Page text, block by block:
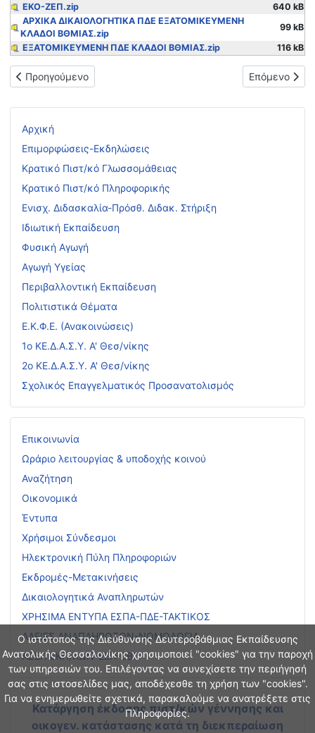
Ο ιστότοπος της Διεύθυνσης Δευτεροβάθμιας Εκπαίδευσης
Ανατολικής Θεσσαλονίκης χρησιμοποιεί "cookies" για την παροχή
των υπηρεσιών του. Επιλέγοντας να συνεχίσετε την περιήγησή
σας στις ιστοσελίδες μας, αποδέχεσθε τη χρήση των "cookies".
Για να ενημερωθείτε σχετικά, παρακαλούμε να ανατρέξετε στις
Πληροφορίες.
Αρχική
Επιμορφώσεις-Εκδηλώσεις
Κρατικό Πιστ/κό Γλωσσομάθειας
Κρατικό Πιστ/κό Πληροφορικής
Ενισχ. Διδασκαλία-Πρόσθ. Διδακ. Στήριξη
Ιδιωτική Εκπαίδευση
Φυσική Αγωγή
Αγωγή Υγείας
Περιβαλλοντική Εκπαίδευση
Πολιτιστικά Θέματα
Ε.Κ.Φ.Ε. (Ανακοινώσεις)
1ο ΚΕ.Δ.Α.Σ.Υ. Α' Θεσ/νίκης
2ο ΚΕ.Δ.Α.Σ.Υ. Α' Θεσ/νίκης
Σχολικός Επαγγελματικός Προσανατολισμός
Επικοινωνία
Ωράριο λειτουργίας & υποδοχής κοινού
Αναζήτηση
Οικονομικά
Έντυπα
Χρήσιμοι Σύνδεσμοι
Ηλεκτρονική Πύλη Πληροφοριών
Εκδρομές-Μετακινήσεις
Δικαιολογητικά Αναπληρωτών
ΧΡΗΣΙΜΑ ΕΝΤΥΠΑ ΕΣΠΑ-ΠΔΕ-ΤΑΚΤΙΚΟΣ
ΑΔΕΙΕΣ ΑΝΑΠΛΗΡΩΤΩΝ-ΝΟΜΟΛΟΓΙΑ
ΑΣΕΠ ΕΚΠ/ΚΩΝ-ΕΕΠ-ΕΒΠ
Κατάργηση έκδοσης πιστ/κών γέννησης και
οικογεν. κατάστασης κατά τη διεκπεραίωση
ΕΚΟ-ΖΕΠ.zip
640 kB
ΑΡΧΙΚΑ ΔΙΚΑΙΟΛΟΓΗΤΙΚΑ ΠΔΕ ΕΞΑΤΟΜΙΚΕΥΜΕΝΗ
ΚΛΑΔΟΙ ΒΘΜΙΑΣ.zip
99 kB
ΕΞΑΤΟΜΙΚΕΥΜΕΝΗ ΠΔΕ ΚΛΑΔΟΙ ΒΘΜΙΑΣ.zip
116 kB
Προηγούμενο άρθρο: ΑΝΑΚΟΙΝΩΣΗ ΓΙΑ ΤΟΥΣ ΔΙΕΥΘΥΝΤΕΣ
Προηγούμενο Επόμενο
Επόμενο